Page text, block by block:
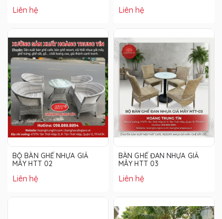
Liên hệ Liên hệ
BỘ BÀN GHẾ NHỰA GIẢ
MÂY HTT 02
Liên hệ
BÀN GHẾ ĐAN NHỰA GIẢ
MÂY HTT 03
Liên hệ